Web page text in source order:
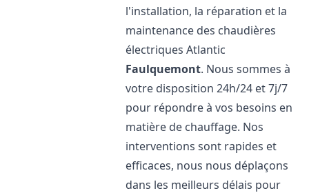
l'installation, la réparation et la
maintenance des chaudières
électriques Atlantic
Faulquemont. Nous sommes à
votre disposition 24h/24 et 7j/7
pour répondre à vos besoins en
matière de chauffage. Nos
interventions sont rapides et
efficaces, nous nous déplaçons
dans les meilleurs délais pour